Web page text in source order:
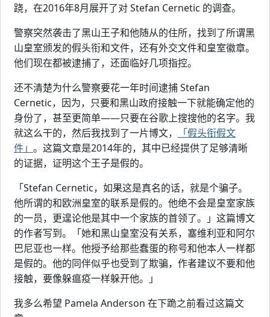
跷，在2016年8月展开了对 Stefan Cernetic 的调查。
警察突然袭击了黑山王子和他随从的住所，找到了所谓黑
山皇室颁发的假头衔和文件，还有外交文件和皇室徽章。
他们现在都被逮捕了，还面临好几项指控。
还不清楚为什么警察要花一年时间逮捕 Stefan
Cernetic，因为，只要和黑山政府接触一下就能确定他的
身份了，甚至更简单——只要在谷歌上搜搜他的名字。我
就这么干的，然后我找到了一片博文，
「假头衔假文
件」 。这篇文章是2014年的，其中已经提供了足够清晰
的证据，证明这个王子是假的。
「Stefan Cernetic，如果这是真名的话，就是个骗子。
他所谓的和欧洲皇室的联系是假的。他绝不会是皇室家族
的一员，更遑论他是其中一个家族的首领了。」这篇博文
的作者写到。「她和黑山皇室没有关系，塞维利亚和阿尔
巴尼亚也一样。他授予给那些蠢蛋的称号和他本人一样都
是假的。他的同伴似乎也受到了欺骗，作者建议不要和他
接触，要像躲瘟疫一样躲开他。」
我多么希望 Pamela Anderson 在下跪之前看过这篇文